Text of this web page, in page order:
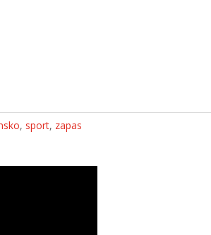
, sport, zapas